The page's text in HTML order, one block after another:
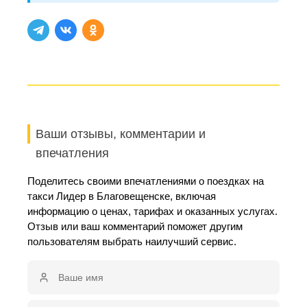
Ваши отзывы, комментарии и
впечатления
Поделитесь своими впечатлениями о поездках на
такси Лидер в Благовещенске, включая
информацию о ценах, тарифах и оказанных услугах.
Отзыв или ваш комментарий поможет другим
пользователям выбрать наилучший сервис.